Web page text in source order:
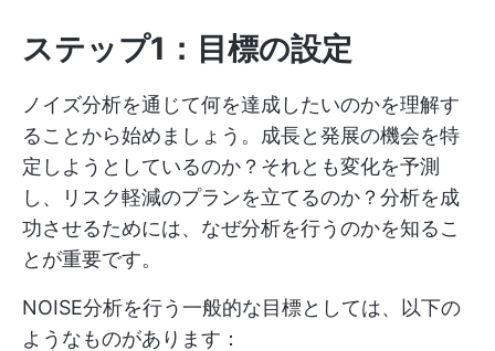
ステップ1：目標の設定
ノイズ分析を通じて何を達成したいのかを理解す
ることから始めましょう。成長と発展の機会を特
定しようとしているのか？それとも変化を予測
し、リスク軽減のプランを立てるのか？分析を成
功させるためには、なぜ分析を行うのかを知るこ
とが重要です。
NOISE分析を行う一般的な目標としては、以下の
ようなものがあります：